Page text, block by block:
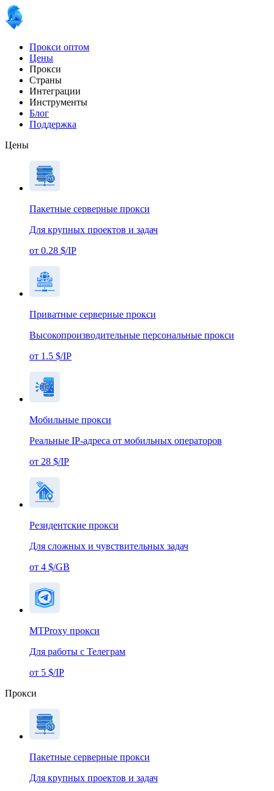
Прокси оптом
Цены
Прокси
Страны
Интеграции
Инструменты
Блог
Поддержка
Цены
Пакетные серверные прокси
Для крупных проектов и задач
от 0.28 $/IP
Приватные серверные прокси
Высокопроизводительные персональные прокси
от 1.5 $/IP
Мобильные прокси
Реальные IP-адреса от мобильных операторов
от 28 $/IP
Резидентские прокси
Для сложных и чувствительных задач
от 4 $/GB
MTProxy прокси
Для работы с Телеграм
от 5 $/IP
Прокси
Пакетные серверные прокси
Для крупных проектов и задач